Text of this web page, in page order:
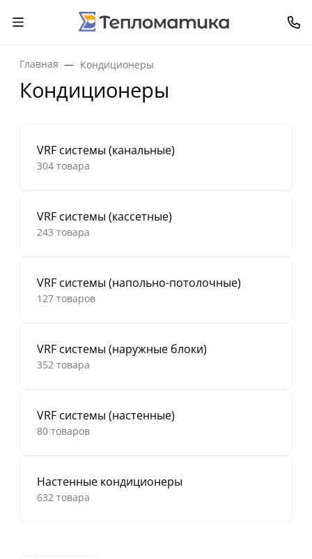
Главная Кондиционеры
Кондиционеры
VRF системы (канальные)
304 товара
VRF системы (кассетные)
243 товара
VRF системы (напольно-потолочные)
127 товаров
VRF системы (наружные блоки)
352 товара
VRF системы (настенные)
80 товаров
Настенные кондиционеры
632 товара